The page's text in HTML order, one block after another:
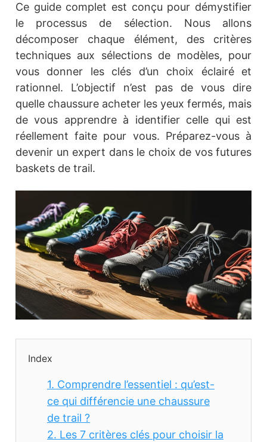
Ce guide complet est conçu pour démystifier
le processus de sélection. Nous allons
décomposer chaque élément, des critères
techniques aux sélections de modèles, pour
vous donner les clés d’un choix éclairé et
rationnel. L’objectif n’est pas de vous dire
quelle chaussure acheter les yeux fermés, mais
de vous apprendre à identifier celle qui est
réellement faite pour vous. Préparez-vous à
devenir un expert dans le choix de vos futures
baskets de trail.
Index
1. Comprendre l’essentiel : qu’est-
ce qui différencie une chaussure
de trail ?
2. Les 7 critères clés pour choisir la